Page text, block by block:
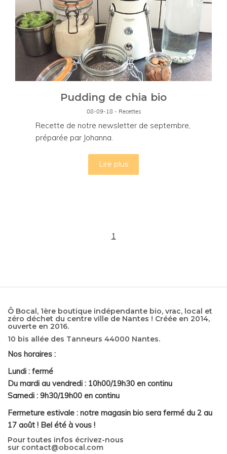
Pudding de chia bio
08-09-18 - Recettes
Recette de notre newsletter de septembre,
préparée par Johanna.
Lire plus
1
Ô Bocal, 1ère boutique indépendante bio, vrac, local et
zéro déchet du centre ville de Nantes ! Créée en 2014,
ouverte en 2016.
10 bis allée des Tanneurs 44000 Nantes.
Nos horaires :
Lundi : fermé
Du mardi au vendredi : 10h00/19h30 en continu
Samedi : 9h30/19h00 en continu
Fermeture estivale : notre magasin bio sera fermé du 2 au
17 août ! Bel été à vous !
Pour toutes infos écrivez-nous
sur contact@obocal.com